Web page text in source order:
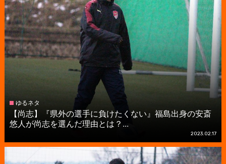
ゆるネタ
【尚志】『県外の選手に負けたくない』福島出身の安斎
悠人が尚志を選んだ理由とは？...
2023.02.17